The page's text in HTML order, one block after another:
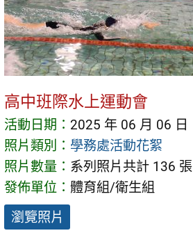
高中班際水上運動會
活動日期： 2025 年 06 月 06 日
照片類別： 學務處活動花絮
照片數量： 系列照片共計 136 張
發佈單位： 體育組/衛生組
瀏覽照片